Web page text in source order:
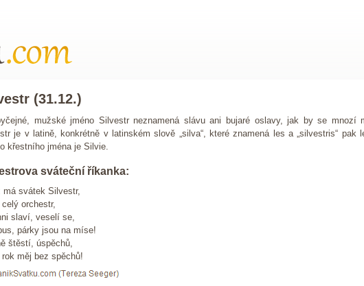
(31.12.)
mužské jméno Silvestr neznamená slávu ani bujaré oslavy, jak by se mnozí
je v latině, konkrétně v latinském slově „silva“, které znamená les a „silvestris“ pak
křestního jména je Silvie.
sváteční říkanka:
má svátek Silvestr,
celý orchestr,
slaví, veselí se,
párky jsou na míse!
štěstí, úspěchů,
rok měj bez spěchů!